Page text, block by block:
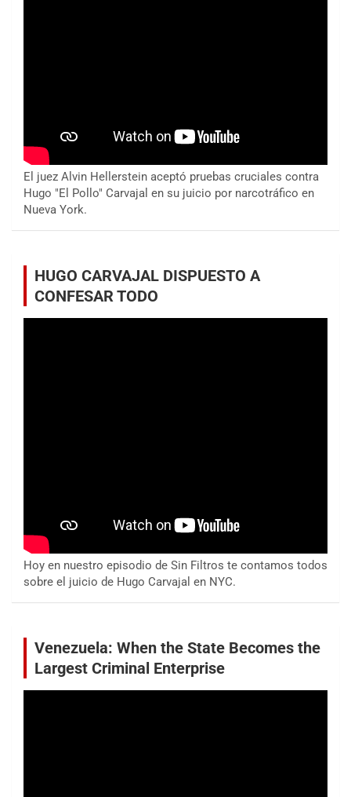
El juez Alvin Hellerstein aceptó pruebas cruciales contra
Hugo "El Pollo" Carvajal en su juicio por narcotráfico en
Nueva York.
HUGO CARVAJAL DISPUESTO A
CONFESAR TODO
Hoy en nuestro episodio de Sin Filtros te contamos todos
sobre el juicio de Hugo Carvajal en NYC.
Venezuela: When the State Becomes the
Largest Criminal Enterprise